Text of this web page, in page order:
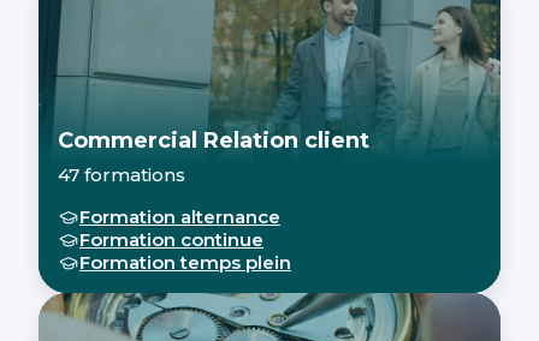
Commercial Relation client
47 formations
Formation alternance
Formation continue
Formation temps plein